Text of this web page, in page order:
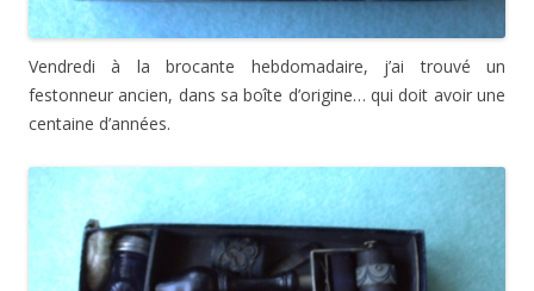
Vendredi à la brocante hebdomadaire, j’ai trouvé un
festonneur ancien, dans sa boîte d’origine… qui doit avoir une
centaine d’années.